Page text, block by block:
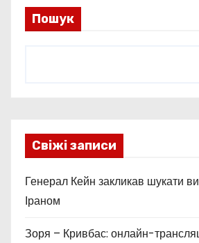
Пошук
Свіжі записи
Генерал Кейн закликав шукати
Іраном
Зоря – Кривбас: онлайн-